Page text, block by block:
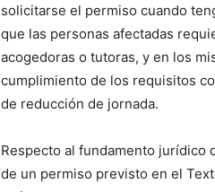
solicitarse el permiso cuando
que las personas afectadas
acogedoras o tutoras, y en los
cumplimiento de los requisitos
de reducción de jornada.
Respecto al fundamento jurídico
de un permiso previsto en el